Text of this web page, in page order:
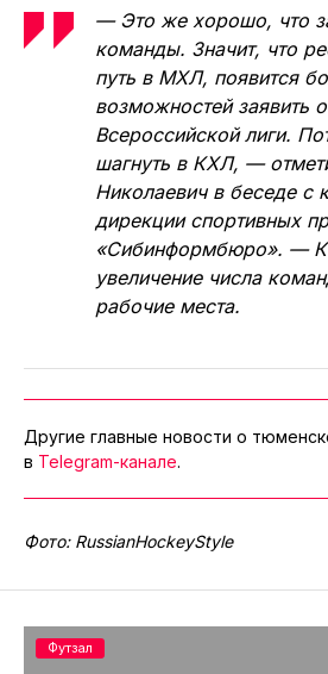
— Это же хорошо, что
команды. Значит, что
путь в МХЛ, появится
возможностей заявить
Всероссийской лиги.
шагнуть в КХЛ, —
Николаевич в беседе с
дирекции спортивных
«Сибинформбюро». —
увеличение числа
рабочие места.
Другие главные новости о
в Telegram-канале.
Фото: RussianHockeyStyle
Футзал